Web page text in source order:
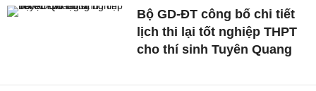
Bộ GD-ĐT công bố chi tiết
lịch thi lại tốt nghiệp THPT
cho thí sinh Tuyên Quang